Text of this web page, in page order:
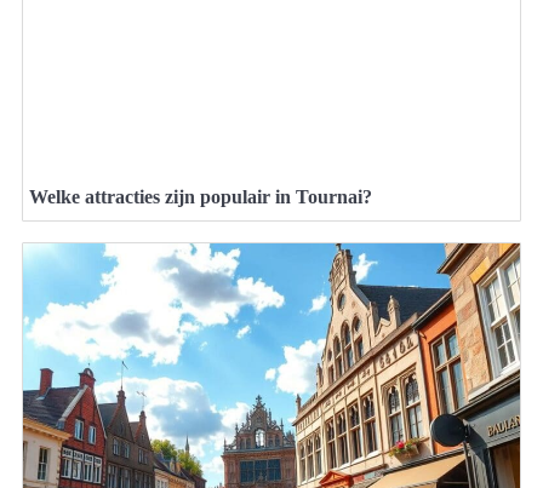
Welke attracties zijn populair in Tournai?